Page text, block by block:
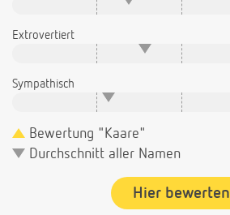
Extrovertiert
Sympathisch
Bewertung "Kaare"
Durchschnitt aller Namen
Hier bewerten